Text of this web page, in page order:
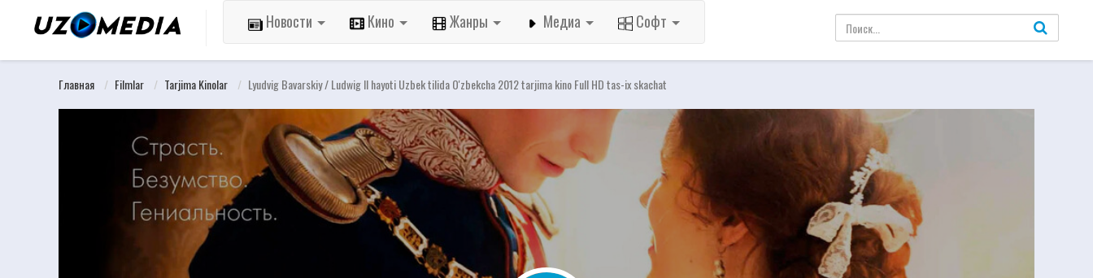
Новости Кино Жанры Медиа Софт
Главная Filmlar Tarjima Kinolar Lyudvig Bavarskiy / Ludwig II hayoti Uzbek tilida O'zbekcha 2012 tarjima kino Full HD tas-ix skachat